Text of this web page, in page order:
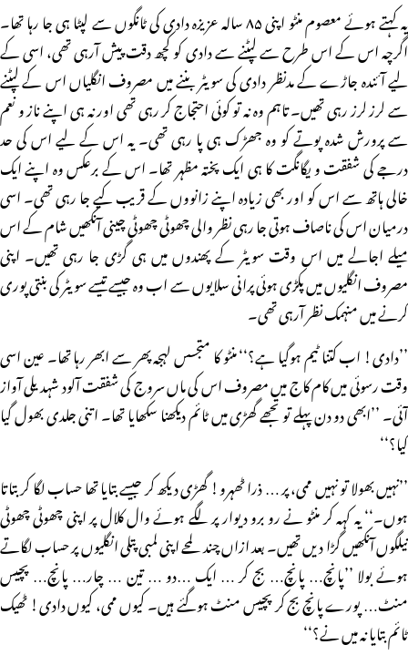
یہ کہتے ہوئے معصوم منٹو اپنی ۸۵ سالہ عزیزہ دادی کی ٹانگوں سے لپٹا ہی جا رہا تھا۔
اگرچہ اس کے اس طرح سے لپٹنے سے دادی کو کچھ دقت پیش آرہی تھی، اسی کے
لیے آئندہ جاڑے کے مدنظر دادی کی سویٹر بننے میں مصروف انگلیاں اس کے لپٹنے
سے لرز لرز رہی تھیں۔ تاہم وہ نہ تو کوئی احتجاج کر رہی تھی اور نہ ہی اپنے ناز و نعم
سے پرورش شدہ پوتے کو وہ جھڑک ہی پا رہی تھی۔ یہ اس کے لیے اس کی حد
درجے کی شفقت و یگانگت کا ہی ایک پختہ مظہر تھا۔ اس کے برعکس وہ اپنے ایک
خالی ہاتھ سے اس کو اور بھی زیادہ اپنے زانووں کے قریب کیے جا رہی تھی۔ اسی
درمیان اس کی ناصاف ہوتی جا رہی نظر والی چھوٹی چھوٹی چینی آنکھیں شام کے اس
میلے اجالے میں اس وقت سویٹر کے پھندوں میں ہی گڑی جا رہی تھیں۔ اپنی
مصروف انگلیوں میں پکڑی ہوئی پرانی سلایوں سے اب وہ جیسے تیسے سویٹر کی بنتی پوری
کرنے میں منہمک نظر آرہی تھی۔
’’دادی! اب کتنا ٹیم ہوگیا ہے؟‘‘ منٹو کا متجسس لہجہ پھر سے ابھر رہا تھا۔ عین اسی
وقت رسوئی میں کام کاج میں مصروف اس کی ماں سروج کی شفقت آلود شہدیلی آواز
آئی۔ ’’ابھی دو دن پہلے تو تجھے گھڑی میں ٹائم دیکھنا سکھایا تھا۔ اتنی جلدی بھول گیا
کیا؟‘‘
’’نہیں بھولا تو نہیں ممی، پر … ذرا ٹھہرو! گھڑی دیکھ کر جیسے بتایا تھا حساب لگا کر بتاتا
ہوں۔‘‘ یہ کہہ کر منٹو نے رو برو دیوار پر لگے ہوئے وال کلال پر اپنی چھوٹی چھوٹی
نیلگوں آنکھیں گڑا دیں تھیں۔ بعد ازاں چند لمحے اپنی لمبی پتلی انگلیوں پر حساب لگاتے
ہوئے بولا ’’پانچ… پانچ… بج کر … ایک …دو … تین … چار… پانچ… پچیس
منٹ… پورے پانچ بج کر پچیس منٹ ہوگئے ہیں۔ کیوں ممی، کیوں دادی! ٹھیک
ٹائم بتایا نہ میں نے؟‘‘